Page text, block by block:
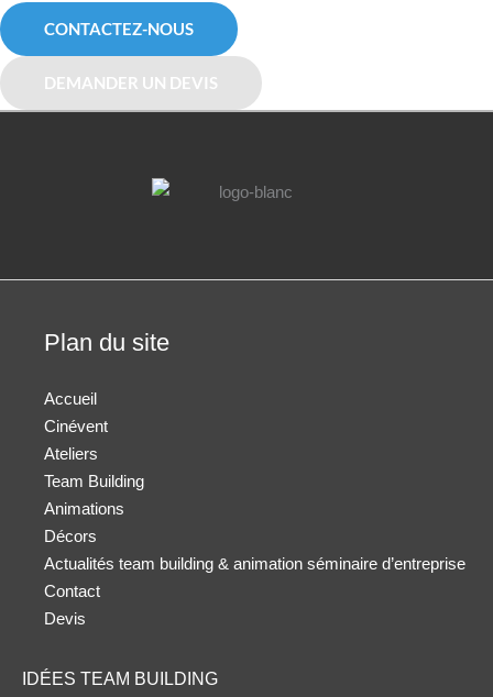
CONTACTEZ-NOUS
DEMANDER UN DEVIS
Plan du site
Accueil
Cinévent
Ateliers
Team Building
Animations
Décors
Actualités team building & animation séminaire d’entreprise
Contact
Devis
IDÉES TEAM BUILDING